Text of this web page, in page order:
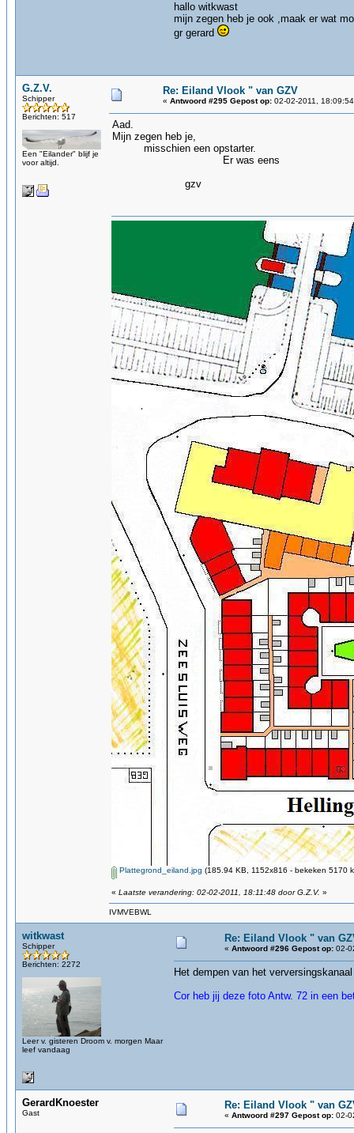
hallo witkwast
mijn zegen heb je ook ,maak er wat
gr gerard
G.Z.V.
Schipper
Berichten: 517
Een "Eilander" blijf je
voor altijd.
Re: Eiland Vlook " van GZV
« Antwoord #295 Gepost op: 02-02-2011,
Aad.
Mijn zegen heb je,
misschien een opstarter.
Er was eens
gzv
Plattegrond_eiland.jpg (185.94 KB, 1152x816 - bekeken 5170
« Laatste verandering: 02-02-2011, 18:11:48 door G.Z.V. »
IVMVEBWL
witkwast
Schipper
Berichten: 2272
Leer v. gisteren Droom v. morgen Maar
leef vandaag
Re: Eiland Vlook " van
« Antwoord #296 Gepost op: 02-
Het dempen van het
Cor heb jij deze foto Antw. 72 in een
GerardKnoester
Gast
Re: Eiland Vlook " van
« Antwoord #297 Gepost op: 02-